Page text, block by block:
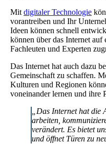
Mit digitaler Technologie
vorantreiben und Ihr
Ideen können schnell
können über das Internet
Fachleuten und Experten
Das Internet hat auch dazu
Gemeinschaft zu schaffen.
Kulturen und Regionen
voneinander lernen und ihre
„Das Internet hat die
arbeiten,
verändert. Es bietet
und öffnet Türen zu